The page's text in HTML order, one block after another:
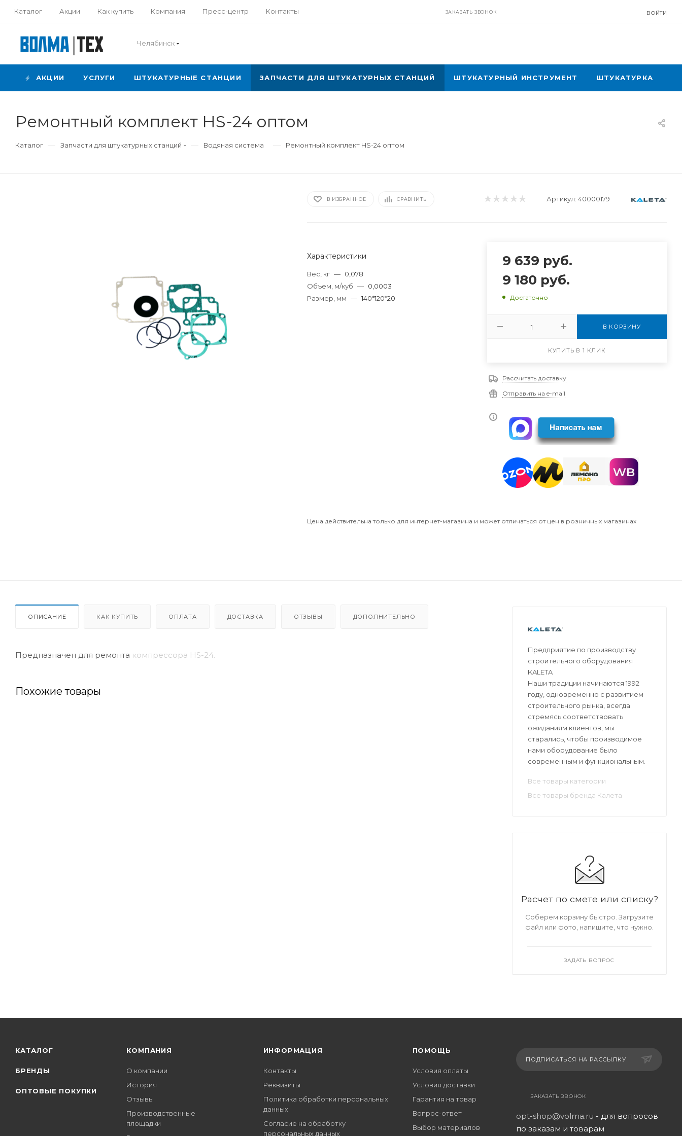
Каталог Акции Как купить Компания Пресс-центр Контакты ЗАКАЗАТЬ ЗВОНОК ВОЙТИ
Челябинск
АКЦИИ УСЛУГИ ШТУКАТУРНЫЕ СТАНЦИИ ЗАПЧАСТИ ДЛЯ ШТУКАТУРНЫХ СТАНЦИЙ ШТУКАТУРНЫЙ ИНСТРУМЕНТ ШТУКАТУРКА
Ремонтный комплект HS-24 оптом
Каталог — Запчасти для штукатурных станций — Водяная система — Ремонтный комплект HS-24 оптом
В ИЗБРАННОЕ СРАВНИТЬ Артикул: 40000179
Характеристики
Вес, кг — 0,078
Объем, м/куб — 0,0003
Размер, мм — 140*120*20
9 639 руб.
9 180 руб.
Достаточно
В КОРЗИНУ
КУПИТЬ В 1 КЛИК
Рассчитать доставку
Отправить на e-mail
Цена действительна только для интернет-магазина и может отличаться от цен в розничных магазинах
ОПИСАНИЕ КАК КУПИТЬ ОПЛАТА ДОСТАВКА ОТЗЫВЫ ДОПОЛНИТЕЛЬНО
Предназначен для ремонта компрессора HS-24.
Похожие товары
Предприятие по производству
строительного оборудования
KALETA
Наши традиции начинаются 1992
году, одновременно с развитием
строительного рынка, всегда
стремясь соответствовать
ожиданиям клиентов, мы
старались, чтобы производимое
нами оборудование было
современным и функциональным.
Все товары категории
Все товары бренда Калета
Расчет по смете или списку?
Соберем корзину быстро. Загрузите
файл или фото, напишите, что нужно.
ЗАДАТЬ ВОПРОС
КАТАЛОГ
БРЕНДЫ
ОПТОВЫЕ ПОКУПКИ
КОМПАНИЯ
О компании
История
Отзывы
Производственные
площадки
ИНФОРМАЦИЯ
Контакты
Реквизиты
Политика обработки персональных
данных
Согласие на обработку
персональных данных
ПОМОЩЬ
Условия оплаты
Условия доставки
Гарантия на товар
Вопрос-ответ
Выбор материалов
ПОДПИСАТЬСЯ НА РАССЫЛКУ
ЗАКАЗАТЬ ЗВОНОК
opt-shop@volma.ru - для вопросов
по заказам и товарам